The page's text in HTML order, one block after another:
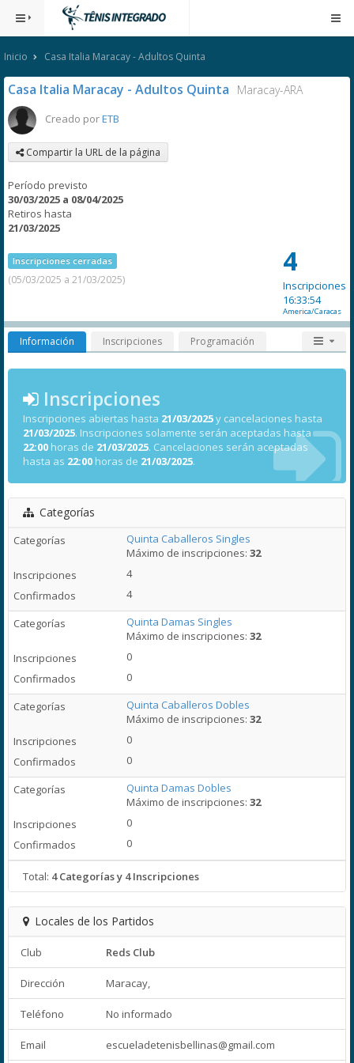
Inicio Casa Italia Maracay - Adultos Quinta
Casa Italia Maracay - Adultos Quinta Maracay-ARA
Creado porETB
Compartir la URL de la página
Período previsto
30/03/2025 a 08/04/2025
Retiros hasta
21/03/2025
Inscripciones cerradas
(05/03/2025 a 21/03/2025)
4
Inscripciones
16:33:54
America/Caracas
Información Inscripciones Programación
Inscripciones
Inscripciones abiertas hasta 21/03/2025y cancelaciones hasta
21/03/2025. Inscripciones solamente serán aceptadas hasta
22:00 horas de 21/03/2025. Cancelaciones serán aceptadas
hasta as 22:00 horas de 21/03/2025.
Categorías
Quinta Caballeros Singles
Máximo de inscripciones:32
4
4
Quinta Damas Singles
Máximo de inscripciones:32
0
0
Quinta Caballeros Dobles
Máximo de inscripciones:32
0
0
Quinta Damas Dobles
Máximo de inscripciones:32
0
0
Total: 4 Categorías y 4 Inscripciones
Locales de los Partidos
Club Reds Club
Dirección Maracay,
Teléfono No informado
Email escueladetenisbellinas@gmail.com